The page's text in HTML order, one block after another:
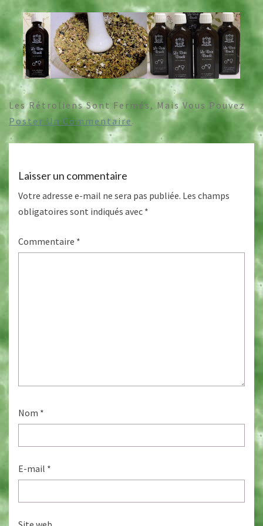
Les Rétroliens Sont Fermés, Mais Vous Pouvez
Poster Un Commentaire.
Laisser un commentaire
Votre adresse e-mail ne sera pas publiée. Les champs
obligatoires sont indiqués avec *
Commentaire *
Nom *
E-mail *